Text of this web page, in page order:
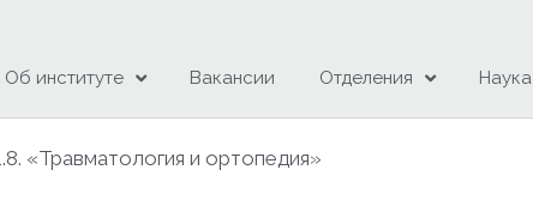
Об институте Вакансии Отделения Наука
«Травматология и ортопедия»